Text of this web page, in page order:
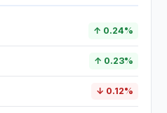
↑ 0.24%
↑ 0.23%
↓ 0.12%